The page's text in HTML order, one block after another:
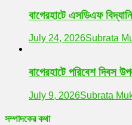
বাগেরহাটে এসডিএফ
July 24, 2026Subrata
বাগেরহাটে পরিবেশ দিবস
July 9, 2026Subrata
সম্পাদকের কথা